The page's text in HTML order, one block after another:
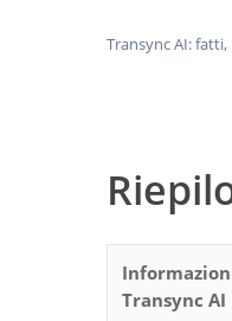
Transync AI:
Transync AI